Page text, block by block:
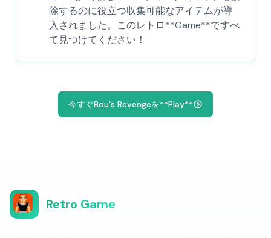
除するのに役立つ収集可能なアイテムが導
入されました。このレトロ**Game**ですべ
て見つけてください！
今すぐBou's Revengeを**Play**
Retro Game